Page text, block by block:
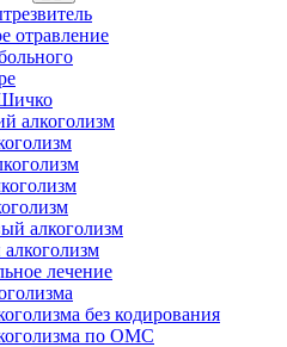
отравление
алкоголизм
алкоголизм
лечение
без кодирования
по ОМС